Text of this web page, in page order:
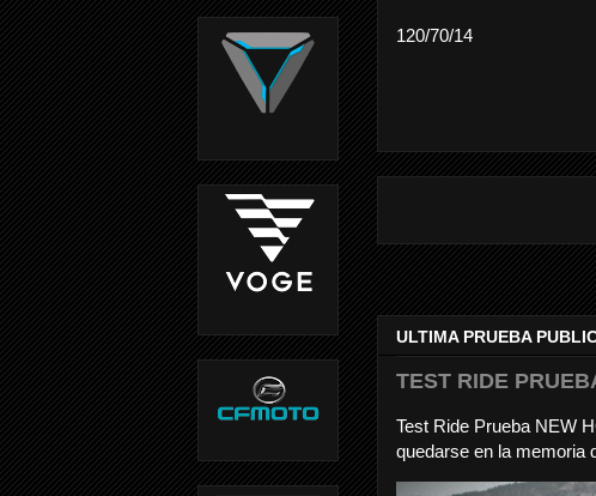
120/70/14
ULTIMA PRUEBA
TEST RIDE
Test Ride Prueba NEW
quedarse en la memoria